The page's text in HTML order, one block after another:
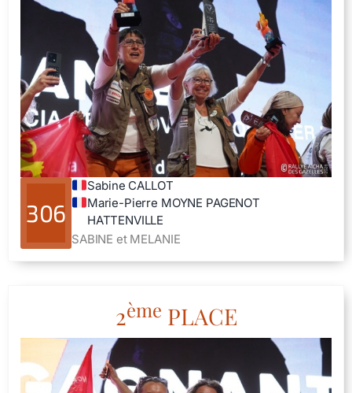
306
Sabine CALLOT
Marie-Pierre MOYNE PAGENOT
HATTENVILLE
SABINE et MELANIE
2ème PLACE